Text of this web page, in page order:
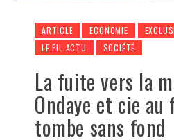
ARTICLE ECONOMIE
LE FIL ACTU
SOCIÉTÉ
La fuite vers la
Ondaye et cie au
tombe sans fond